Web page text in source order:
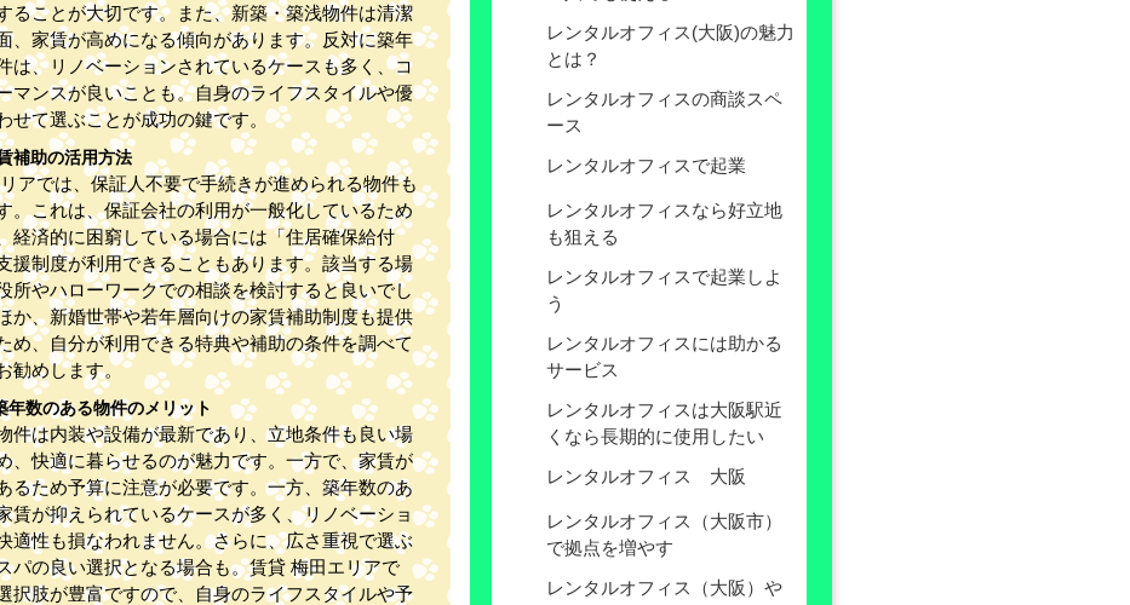
レンタルオフィス(大阪)の魅力
とは？
レンタルオフィスの商談スペ
ース
レンタルオフィスで起業
レンタルオフィスなら好立地
も狙える
レンタルオフィスで起業しよ
う
レンタルオフィスには助かる
サービス
レンタルオフィスは大阪駅近
くなら長期的に使用したい
レンタルオフィス 大阪
レンタルオフィス（大阪市）
で拠点を増やす
レンタルオフィス（大阪）や
ることが大切です。また、新築・築浅物件は清潔
、家賃が高めになる傾向があります。反対に築年
は、リノベーションされているケースも多く、コ
マンスが良いことも。自身のライフスタイルや優
せて選ぶことが成功の鍵です。
補助の活用方法
アでは、保証人不要で手続きが進められる物件も
。これは、保証会社の利用が一般化しているため
経済的に困窮している場合には「住居確保給付
援制度が利用できることもあります。該当する場
所やハローワークでの相談を検討すると良いでし
か、新婚世帯や若年層向けの家賃補助制度も提供
め、自分が利用できる特典や補助の条件を調べて
勧めします。
数のある物件のメリット
件は内装や設備が最新であり、立地条件も良い場
、快適に暮らせるのが魅力です。一方で、家賃が
るため予算に注意が必要です。一方、築年数のあ
賃が抑えられているケースが多く、リノベーショ
適性も損なわれません。さらに、広さ重視で選ぶ
パの良い選択となる場合も。賃貸 梅田エリアで
択肢が豊富ですので、自身のライフスタイルや予